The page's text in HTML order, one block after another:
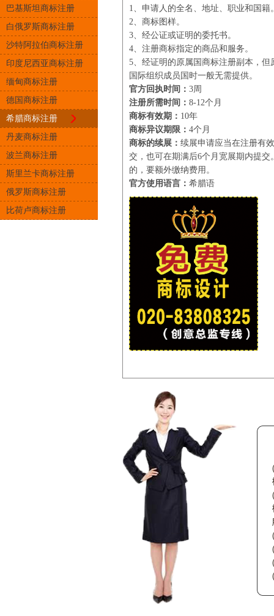
巴基斯坦商标注册
白俄罗斯商标注册
沙特阿拉伯商标注册
印度尼西亚商标注册
缅甸商标注册
德国商标注册
希腊商标注册
丹麦商标注册
波兰商标注册
斯里兰卡商标注册
俄罗斯商标注册
比荷卢商标注册
1、申请人的全名、地址、职业和国籍
2、商标图样。
3、经公证或证明的委托书。
4、注册商标指定的商品和服务。
5、经证明的原属国商标注册副本，但
国际组织成员国时一般无需提供。
官方回执时间： 3周
注册所需时间： 8-12个月
商标有效期： 10年
商标异议期限： 4个月
商标的续展： 续展申请应当在注册有
交，也可在期满后6个月宽展期内提交
的，要额外缴纳费用。
官方使用语言： 希腊语